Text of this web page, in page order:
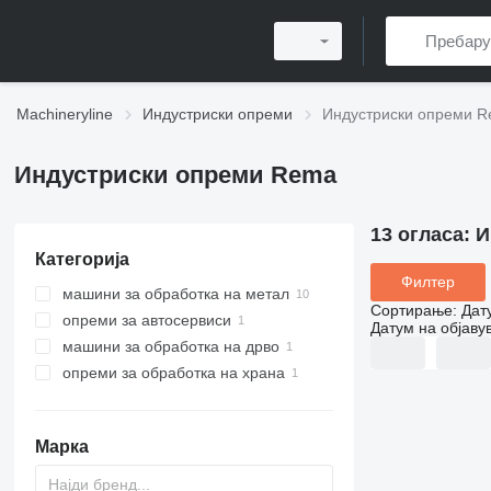
Machineryline Индустриски опреми Индустриски опреми
Индустриски опреми Rema
Категорија
машини за обработка на метал
машини за брусење метали
машини за цилиндрично
машини за острење
опреми за автосервиси
алати за автосервис
дизалици
машини за обработка на дрво
пили за дрва
опреми за обработка на храна
Марка
13 огласа:
Филтер
Сортирање:
Датум на